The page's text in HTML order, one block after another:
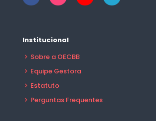
Institucional
Sobre a OECBB
Equipe Gestora
Estatuto
Perguntas Frequentes